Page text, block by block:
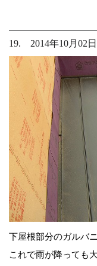
19. 2014年10月02日
下屋根部分のガルバ
これで雨が降っても